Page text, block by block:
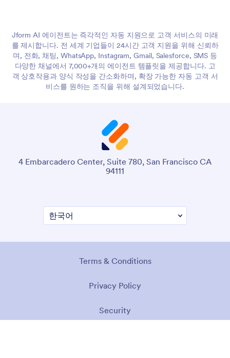
Jform AI 에이전트는 즉각적인 자동 지원으로 고객 서비스의 미래
를 제시합니다. 전 세계 기업들이 24시간 고객 지원을 위해 신뢰하
며, 전화, 채팅, WhatsApp, Instagram, Gmail, Salesforce, SMS 등
다양한 채널에서 7,000+개의 에이전트 템플릿을 제공합니다. 고
객 상호작용과 양식 작성을 간소화하며, 확장 가능한 자동 고객 서
비스를 원하는 조직을 위해 설계되었습니다.
4 Embarcadero Center, Suite 780, San Francisco CA
94111
Terms & Conditions
Privacy Policy
Security